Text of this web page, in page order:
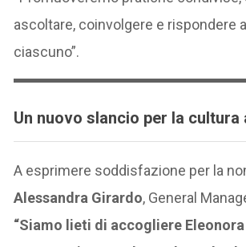
ascoltare, coinvolgere e rispondere
ciascuno”.
Un nuovo slancio per la cultura
A esprimere soddisfazione per la
Alessandra Girardo, General
“Siamo lieti di accogliere Eleonora